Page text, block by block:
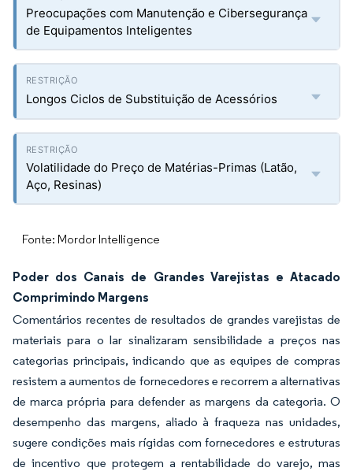
Preocupações com Manutenção e Cibersegurança
de Equipamentos Inteligentes
Longos Ciclos de Substituição de Acessórios
Volatilidade do Preço de Matérias-Primas (Latão,
Aço, Resinas)
Fonte: Mordor Intelligence
Poder dos Canais de Grandes Varejistas e Atacado
Comprimindo Margens
Comentários recentes de resultados de grandes varejistas de
materiais para o lar sinalizaram sensibilidade a preços nas
categorias principais, indicando que as equipes de compras
resistem a aumentos de fornecedores e recorrem a alternativas
de marca própria para defender as margens da categoria. O
desempenho das margens, aliado à fraqueza nas unidades,
sugere condições mais rígidas com fornecedores e estruturas
de incentivo que protegem a rentabilidade do varejo, mas